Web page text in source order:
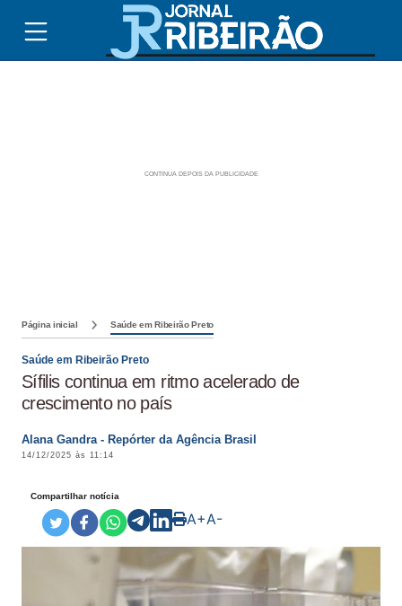
Página inicial Saúde em Ribeirão Preto
Saúde em Ribeirão Preto
Sífilis continua em ritmo acelerado de
crescimento no país
Alana Gandra - Repórter da Agência Brasil
14/12/2025 às 11:14
Compartilhar notícia
A+A-